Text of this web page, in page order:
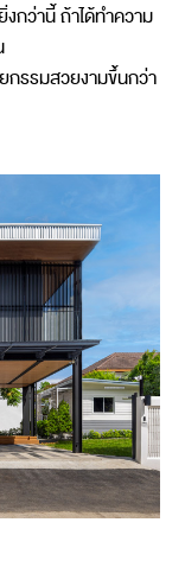
งกว่านี้ ถ้าได้ทำความ
กรรมสวยงามขึ้นกว่า